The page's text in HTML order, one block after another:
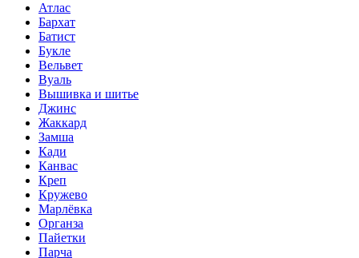
Атлас
Бархат
Батист
Букле
Вельвет
Вуаль
Вышивка и шитье
Джинс
Жаккард
Замша
Кади
Канвас
Креп
Кружево
Марлёвка
Органза
Пайетки
Парча